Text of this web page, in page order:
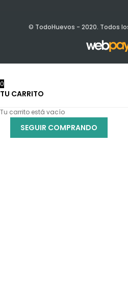
© TodoHuevos - 2020. Todos
0
TU CARRITO
Tu carrito está vacío
SEGUIR COMPRANDO